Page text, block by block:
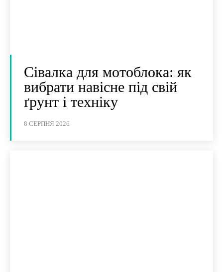
Сівалка для мотоблока: як
вибрати навісне під свій
ґрунт і техніку
8 СЕРПНЯ 2026